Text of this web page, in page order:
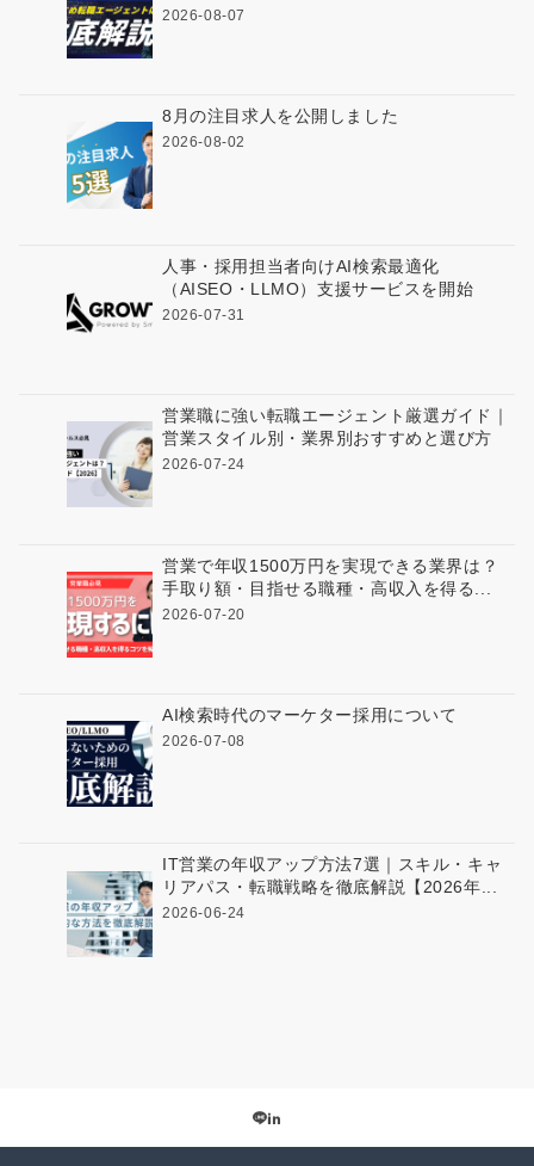
2026-08-07
8月の注目求人を公開しました
2026-08-02
人事・採用担当者向けAI検索最適化
（AISEO・LLMO）支援サービスを開始
2026-07-31
営業職に強い転職エージェント厳選ガイド｜
営業スタイル別・業界別おすすめと選び方
2026-07-24
営業で年収1500万円を実現できる業界は？
手取り額・目指せる職種・高収入を得る...
2026-07-20
AI検索時代のマーケター採用について
2026-07-08
IT営業の年収アップ方法7選｜スキル・キャ
リアパス・転職戦略を徹底解説【2026年...
2026-06-24